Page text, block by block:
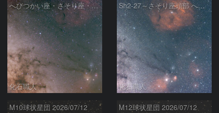
へびつかい座・さそり座・いて座と天の川
化石職人
Sh2-27～さそり座頭部 へびつかい座 さそり座
化石職人
M10球状星団 2026/07/12 M12球状星団 2026/07/12